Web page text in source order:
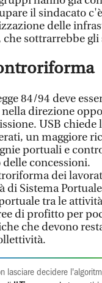
il sindacato
delle
sottrarrebbe
84/94 deve
nella direzione
USB
un maggiore
portuali e
concessioni.
dei
di Sistema
tra le
di profitto per
che devono
lasciare decidere